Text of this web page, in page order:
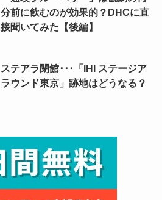
分前に飲むのが効果的？DHCに直
接聞いてみた【後編】
ステアラ閉館･･･「IHI ステージア
ラウンド東京」跡地はどうなる？